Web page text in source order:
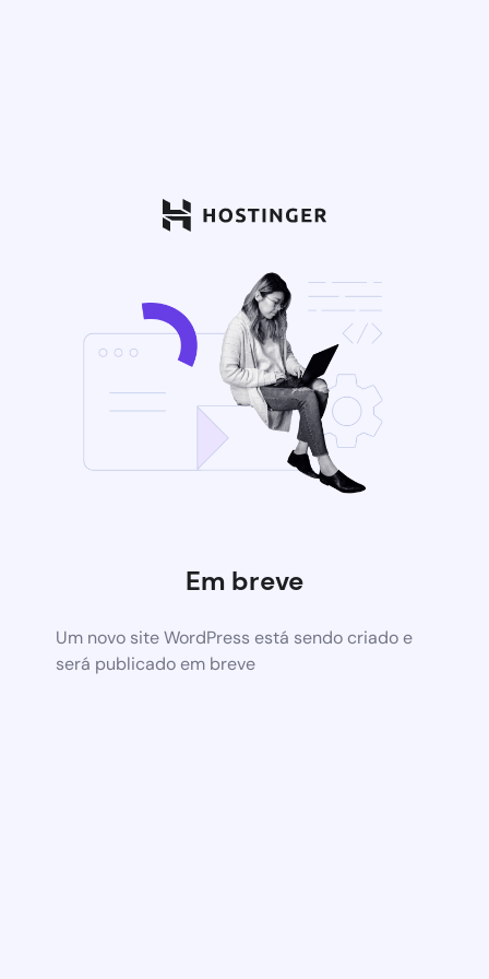
Em breve
Um novo site WordPress está sendo criado e
será publicado em breve